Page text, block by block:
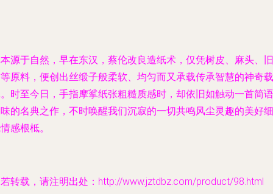
源于自然，早在东汉，蔡伦改良造纸术，仅凭树皮、麻头、旧
原料，便创出丝缎子般柔软、均匀而又承载传承智慧的神奇载
时至今日，手指摩挲纸张粗糙质感时，却依旧如触动一首简语
的名典之作，不时唤醒我们沉寂的一切共鸣风尘灵趣的美好细
感根柢。
转载，请注明出处：http://www.jztdbz.com/product/98.html